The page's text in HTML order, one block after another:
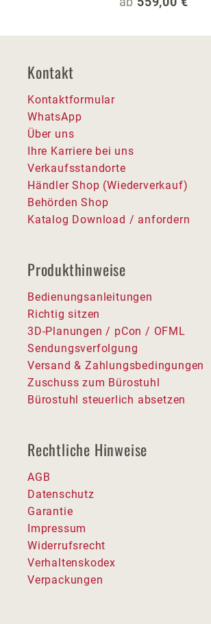
Kontakt
Kontaktformular
WhatsApp
Über uns
Ihre Karriere bei uns
Verkaufsstandorte
Händler Shop (Wiederverkauf)
Behörden Shop
Katalog Download / anfordern
Produkthinweise
Bedienungsanleitungen
Richtig sitzen
3D-Planungen / pCon / OFML
Sendungsverfolgung
Versand & Zahlungsbedingungen
Zuschuss zum Bürostuhl
Bürostuhl steuerlich absetzen
Rechtliche Hinweise
AGB
Datenschutz
Garantie
Impressum
Widerrufsrecht
Verhaltenskodex
Verpackungen